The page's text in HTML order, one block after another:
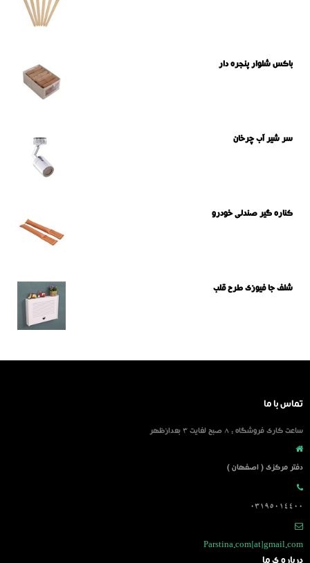
باکس شلوار پنجره دار
سر شیر آب چرخان
کناره گیر صندلی خودرو
شلف جا فیوزی طرح قلب
تماس با ما
ساعت کاری فروشگاه : 8 صبح لغایت 3 بعدازظهر
دفتر مرکزی ( اصفهان )
03195014400
Parstina.com[at]gmail.com